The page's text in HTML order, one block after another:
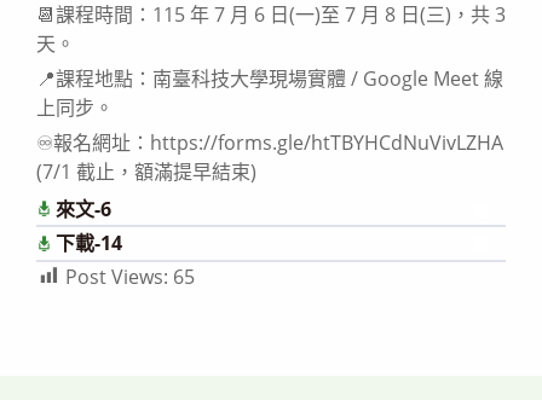
📆課程時間：115 年 7 月 6 日(一)至 7 月 8 日(三)，共 3
天。
📍課程地點：南臺科技大學現場實體 / Google Meet 線
上同步。
♾️報名網址：https://forms.gle/htTBYHCdNuVivLZHA
(7/1 截止，額滿提早結束)
來文-6
下載-14
Post Views: 65